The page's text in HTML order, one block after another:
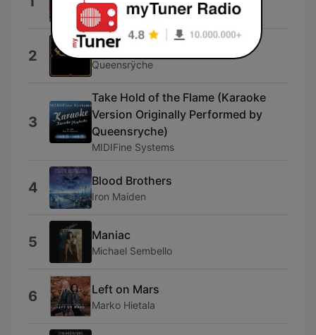
Iron Maiden
2 Queen of the Reich
Queensrÿche
3
Take Hold of the Flame (Karaoke
Version Originally Performed by
Queensryche)
MIDIFine Systems
4 Blood Brothers
Iron Maiden
5 Maniac
Michael Sembello
6 Left on Mars
Marko Hietala